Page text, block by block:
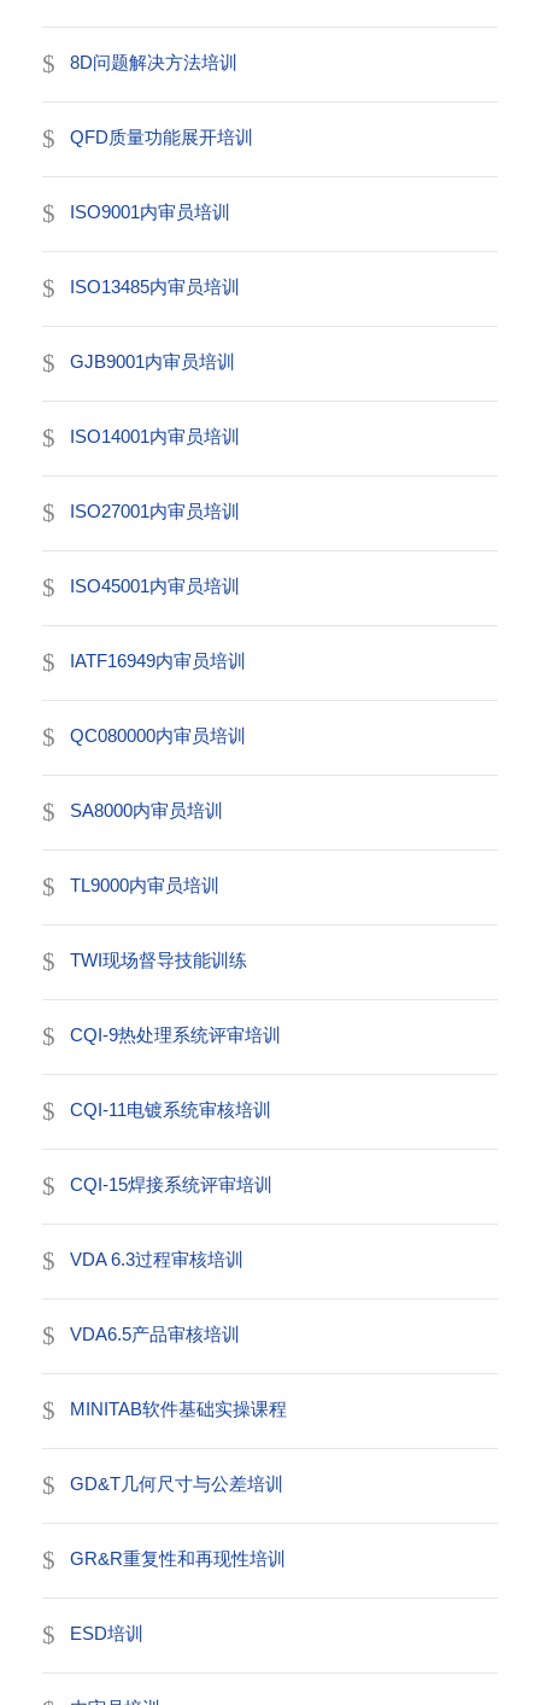
8D问题解决方法培训
QFD质量功能展开培训
ISO9001内审员培训
ISO13485内审员培训
GJB9001内审员培训
ISO14001内审员培训
ISO27001内审员培训
ISO45001内审员培训
IATF16949内审员培训
QC080000内审员培训
SA8000内审员培训
TL9000内审员培训
TWI现场督导技能训练
CQI-9热处理系统评审培训
CQI-11电镀系统审核培训
CQI-15焊接系统评审培训
VDA 6.3过程审核培训
VDA6.5产品审核培训
MINITAB软件基础实操课程
GD&T几何尺寸与公差培训
GR&R重复性和再现性培训
ESD培训